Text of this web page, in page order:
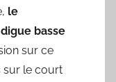
le
basse
sur ce
sur le court